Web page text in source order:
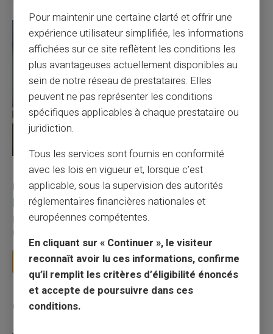
27/07/2026 Veritas Carte prépayée
Utilisation responsable du paiement mobile avec
la carte Veritas
Le paiement mobile s'est imposé dans les habitudes quotidiennes,
mais il appelle des réflexes pour é...
Lire la suite
Catégories
Pour maintenir une certaine clarté et offrir une
expérience utilisateur simplifiée, les informations
affichées sur ce site reflètent les conditions les
plus avantageuses actuellement disponibles au
sein de notre réseau de prestataires. Elles
peuvent ne pas représenter les conditions
spécifiques applicables à chaque prestataire ou
juridiction.
Tous les services sont fournis en conformité
avec les lois en vigueur et, lorsque c’est
applicable, sous la supervision des autorités
réglementaires financières nationales et
européennes compétentes.
En cliquant sur « Continuer », le visiteur
reconnaît avoir lu ces informations, confirme
qu’il remplit les critères d’éligibilité énoncés
et accepte de poursuivre dans ces
conditions.